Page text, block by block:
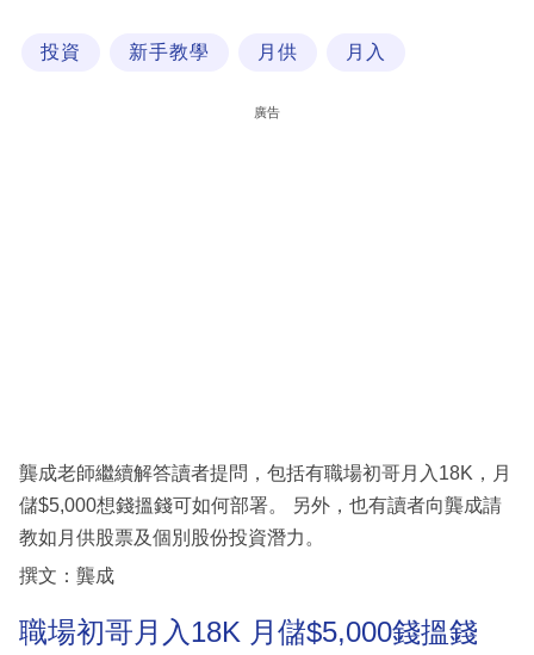
區
投資 新手教學 月供 月入
廣告
龔成老師繼續解答讀者提問，包括有職場初哥月入18K，月
儲$5,000想錢搵錢可如何部署。 另外，也有讀者向龔成請
教如月供股票及個別股份投資潛力。
撰文：龔成
職場初哥月入18K 月儲$5,000錢搵錢